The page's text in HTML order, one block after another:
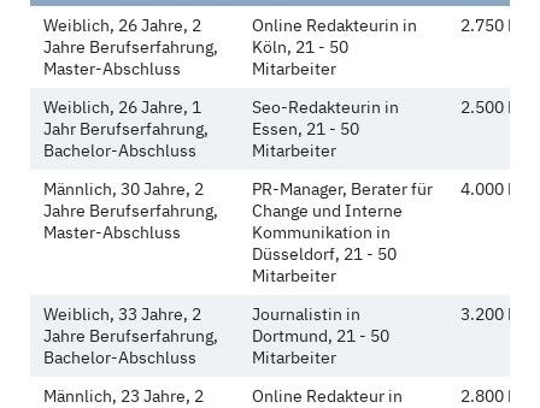
Weiblich, 26 Jahre, 2
Jahre Berufserfahrung,
Master-Abschluss
Online Redakteurin in
Köln, 21 - 50
Mitarbeiter
2.750
Weiblich, 26 Jahre, 1
Jahr Berufserfahrung,
Bachelor-Abschluss
Seo-Redakteurin in
Essen, 21 - 50
Mitarbeiter
2.500
Männlich, 30 Jahre, 2
Jahre Berufserfahrung,
Master-Abschluss
PR-Manager, Berater für
Change und Interne
Kommunikation in
Düsseldorf, 21 - 50
Mitarbeiter
4.000
Weiblich, 33 Jahre, 2
Jahre Berufserfahrung,
Bachelor-Abschluss
Journalistin in
Dortmund, 21 - 50
Mitarbeiter
3.200
Männlich, 23 Jahre, 2
Online Redakteur in
2.800